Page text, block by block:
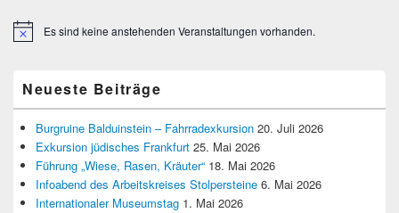
HinweisEs sind keine anstehenden Veranstaltungen vorhanden.
Neueste Beiträge
Burgruine Balduinstein – Fahrradexkursion 20. Juli 2026
Exkursion jüdisches Frankfurt 25. Mai 2026
Führung „Wiese, Rasen, Kräuter“ 18. Mai 2026
Infoabend des Arbeitskreises Stolpersteine 6. Mai 2026
Internationaler Museumstag 1. Mai 2026